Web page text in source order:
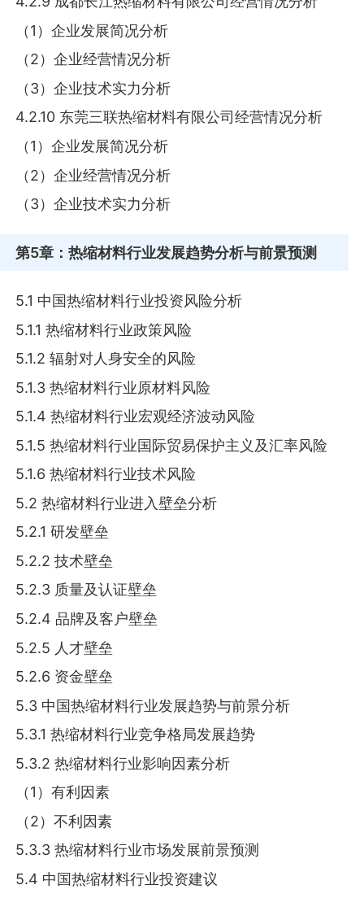
（1）企业发展简况分析
（2）企业经营情况分析
（3）企业技术实力分析
4.2.10 东莞三联热缩材料有限公司经营情况分析
（1）企业发展简况分析
（2）企业经营情况分析
（3）企业技术实力分析
第5章 ：热缩材料行业发展趋势分析与前景预测
5.1 中国热缩材料行业投资风险分析
5.1.1 热缩材料行业政策风险
5.1.2 辐射对人身安全的风险
5.1.3 热缩材料行业原材料风险
5.1.4 热缩材料行业宏观经济波动风险
5.1.5 热缩材料行业国际贸易保护主义及汇率风险
5.1.6 热缩材料行业技术风险
5.2 热缩材料行业进入壁垒分析
5.2.1 研发壁垒
5.2.2 技术壁垒
5.2.3 质量及认证壁垒
5.2.4 品牌及客户壁垒
5.2.5 人才壁垒
5.2.6 资金壁垒
5.3 中国热缩材料行业发展趋势与前景分析
5.3.1 热缩材料行业竞争格局发展趋势
5.3.2 热缩材料行业影响因素分析
（1）有利因素
（2）不利因素
5.3.3 热缩材料行业市场发展前景预测
5.4 中国热缩材料行业投资建议